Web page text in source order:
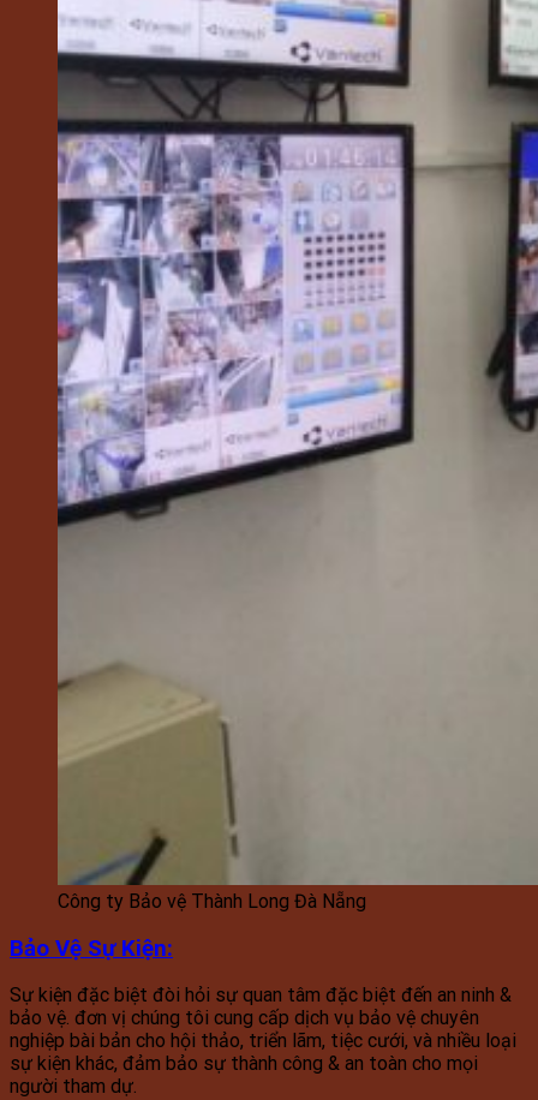
Công ty Bảo vệ Thành Long Đà Nẵng
Bảo Vệ Sự Kiện:
Sự kiện đặc biệt đòi hỏi sự quan tâm đặc biệt đến an ninh &
bảo vệ. đơn vị chúng tôi cung cấp dịch vụ bảo vệ chuyên
nghiệp bài bản cho hội thảo, triển lãm, tiệc cưới, và nhiều loại
sự kiện khác, đảm bảo sự thành công & an toàn cho mọi
người tham dự.